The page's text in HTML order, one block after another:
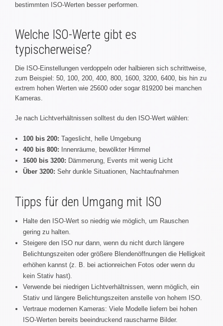
bestimmten ISO-Werten besser performen.
Welche ISO-Werte gibt es
typischerweise?
Die ISO-Einstellungen verdoppeln oder halbieren sich schrittweise,
zum Beispiel: 50, 100, 200, 400, 800, 1600, 3200, 6400, bis hin zu
extrem hohen Werten wie 25600 oder sogar 819200 bei manchen
Kameras.
Je nach Lichtverhältnissen solltest du den ISO-Wert wählen:
100 bis 200: Tageslicht, helle Umgebung
400 bis 800: Innenräume, bewölkter Himmel
1600 bis 3200: Dämmerung, Events mit wenig Licht
Über 3200: Sehr dunkle Situationen, Nachtaufnahmen
Tipps für den Umgang mit ISO
Halte den ISO-Wert so niedrig wie möglich, um Rauschen
gering zu halten.
Steigere den ISO nur dann, wenn du nicht durch längere
Belichtungszeiten oder größere Blendenöffnungen die Helligkeit
erhöhen kannst (z. B. bei actionreichen Fotos oder wenn du
kein Stativ hast).
Verwende bei niedrigen Lichtverhältnissen, wenn möglich, ein
Stativ und längere Belichtungszeiten anstelle von hohem ISO.
Vertraue modernen Kameras: Viele Modelle liefern bei hohen
ISO-Werten bereits beeindruckend rauscharme Bilder.